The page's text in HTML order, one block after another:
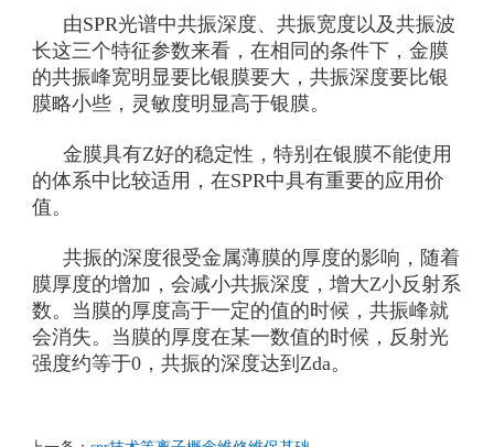
由SPR光谱中共振深度、共振宽度以及共振波
长这三个特征参数来看，在相同的条件下，金膜
的共振峰宽明显要比银膜要大，共振深度要比银
膜略小些，灵敏度明显高于银膜。
金膜具有Z好的稳定性，特别在银膜不能使用
的体系中比较适用，在SPR中具有重要的应用价
值。
共振的深度很受金属薄膜的厚度的影响，随着
膜厚度的增加，会减小共振深度，增大Z小反射系
数。当膜的厚度高于一定的值的时候，共振峰就
会消失。当膜的厚度在某一数值的时候，反射光
强度约等于0，共振的深度达到Zda。